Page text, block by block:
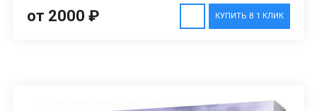
КУПИТЬ В 1 КЛИК
от 2000 ₽